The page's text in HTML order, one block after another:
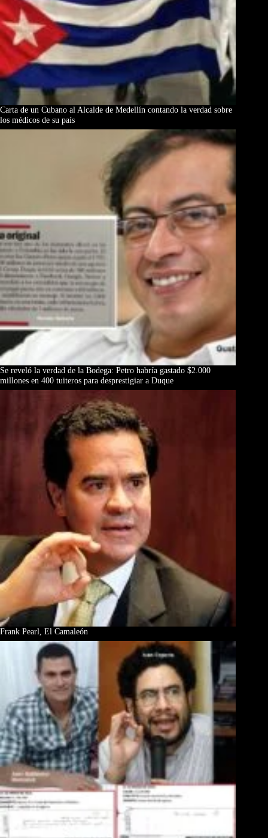
Carta de un Cubano al Alcalde de Medellín contando la verdad sobre
los médicos de su país
Se reveló la verdad de la Bodega: Petro habría gastado $2.000
millones en 400 tuiteros para desprestigiar a Duque
Frank Pearl, El Camaleón